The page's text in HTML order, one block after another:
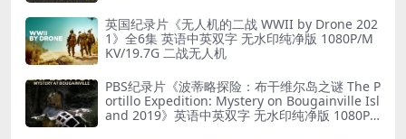
英国纪录片《无人机的二战 WWII by Drone 202
1》全6集 英语中英双字 无水印纯净版 1080P/M
KV/19.7G 二战无人机
PBS纪录片《波蒂略探险：布干维尔岛之谜 The P
ortillo Expedition: Mystery on Bougainville Isl
and 2019》英语中英双字 无水印纯净版 1080P/